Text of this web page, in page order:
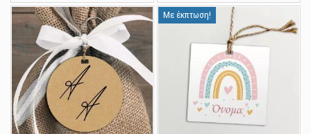
Με έκπτωση!